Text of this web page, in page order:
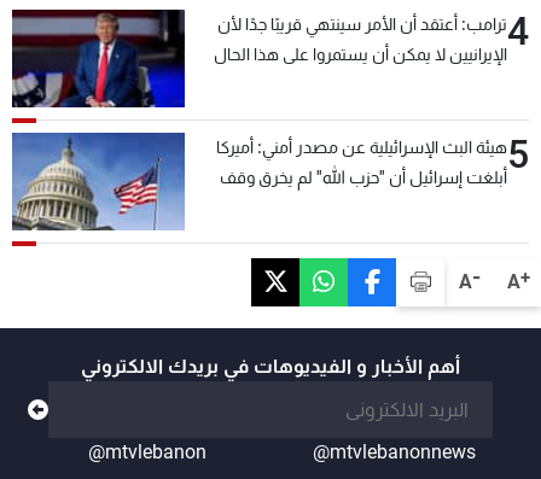
A+
A-
4ترامب: أعتقد أن الأمر سينتهي قريبًا جدًا لأن
الإيرانيين لا يمكن أن يستمروا على هذا الحال
5هيئة البث الإسرائيلية عن مصدر أمني: أميركا
أبلغت إسرائيل أن "حزب الله" لم يخرق وقف
أهم الأخبار و الفيديوهات في بريدك الالكتروني
@mtvlebanonnews
@mtvlebanon